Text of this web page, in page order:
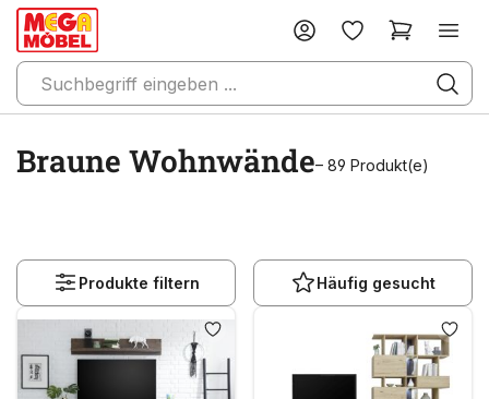
Braune Wohnwände– 89 Produkt(e)
Produkte filtern Häufig gesucht